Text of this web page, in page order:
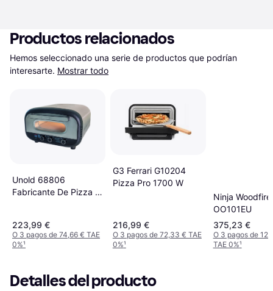
Productos relacionados
Hemos seleccionado una serie de productos que podrían
interesarte. Mostrar todo
Unold 68806
Fabricante De Pizza Y
223,99 €
O 3 pagos de 74,66 € TAE
0%¹
G3 Ferrari G10204
Pizza Pro 1700 W
216,99 €
O 3 pagos de 72,33 € TAE
0%¹
Ninja Woodfire
OO101EU
375,23 €
O 3 pagos de
TAE 0%¹
Detalles del producto